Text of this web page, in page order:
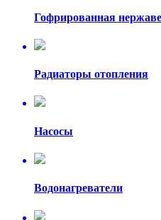
Гофрированная
Радиаторы отопления
Насосы
Водонагреватели